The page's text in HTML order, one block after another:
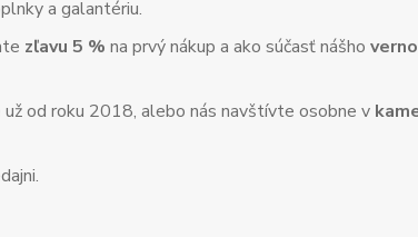
a galantériu.
zľavu 5 % na prvý nákup a ako súčasť nášho
už od roku 2018, alebo nás navštívte osobne v